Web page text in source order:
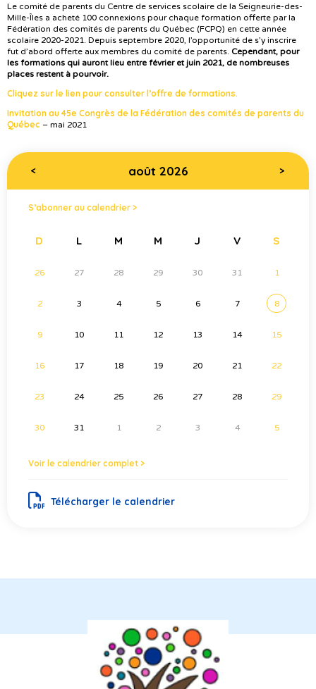
Le comité de parents du Centre de services scolaire de la Seigneurie-des-
Mille-Îles a acheté 100 connexions pour chaque formation offerte par la
Fédération des comités de parents du Québec (FCPQ) en cette année
scolaire 2020-2021. Depuis septembre 2020, l’opportunité de s’y inscrire
fut d’abord offerte aux membres du comité de parents. Cependant, pour
les formations qui auront lieu entre février et juin 2021, de nombreuses
places restent à pourvoir.
Cliquez sur le lien pour consulter l’offre de formations.
Invitation au 45e Congrès de la Fédération des comités de parents du
Québec – mai 2021
< août 2026 >
S’abonner au calendrier >
D L M M J V S
26 27 28 29 30 31 1
2 3 4 5 6 7 8
9 10 11 12 13 14 15
16 17 18 19 20 21 22
23 24 25 26 27 28 29
30 31 1 2 3 4 5
Voir le calendrier complet >
Télécharger le calendrier